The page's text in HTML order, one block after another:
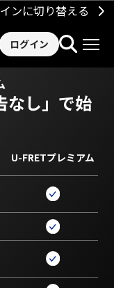
ンに切り替える
ログイン
なし」で始
U-FRETプレミアム